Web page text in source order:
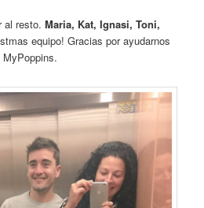
al resto.Maria, Kat, Ignasi, Toni,
equipo! Gracias por ayudarnos